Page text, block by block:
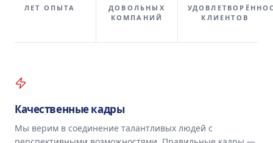
ЛЕТ ОПЫТА
ДОВОЛЬНЫХ
КОМПАНИЙ
КЛИЕНТОВ
Качественные кадры
Мы верим в соединение талантливых людей с